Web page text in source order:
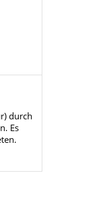
durch
Es